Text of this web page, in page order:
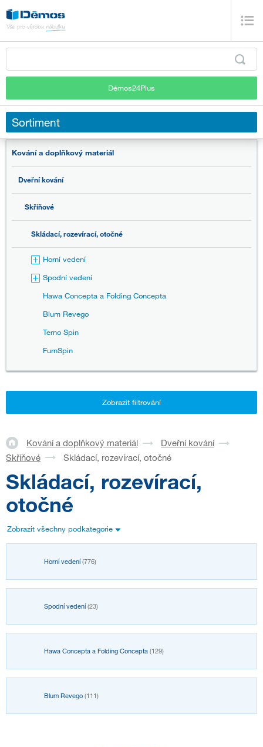
Démos24Plus
Sortiment
Kování a doplňkový materiál
Dveřní kování
Skříňové
Skládací, rozevírací, otočné
Horní vedení
Spodní vedení
Hawa Concepta a Folding Concepta
Blum Revego
Terno Spin
FurnSpin
Zobrazit filtrování
Kování a doplňkový materiál
Dveřní kování
Skříňové
Skládací, rozevírací, otočné
Skládací, rozevírací,
otočné
Zobrazit všechny podkategorie
Horní vedení(776)
Spodní vedení(23)
Hawa Concepta a Folding Concepta (129)
Blum Revego (111)